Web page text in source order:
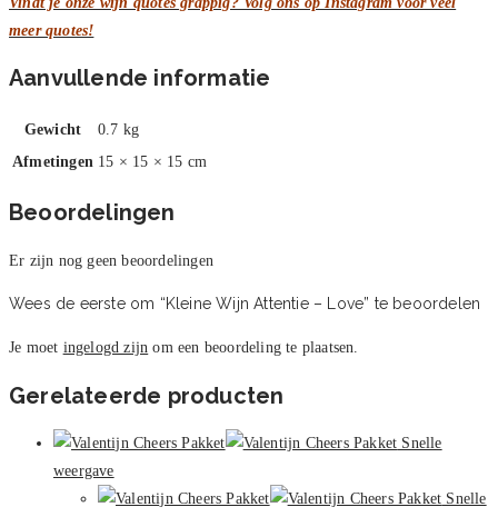
meer quotes!
Aanvullende informatie
Gewicht
0.7 kg
Afmetingen 15 × 15 × 15 cm
Beoordelingen
Er zijn nog geen beoordelingen
Wees de eerste om “Kleine Wijn Attentie – Love” te beoordelen
Je moet ingelogd zijn om een beoordeling te plaatsen.
Gerelateerde producten
Snelle
weergave
Snelle